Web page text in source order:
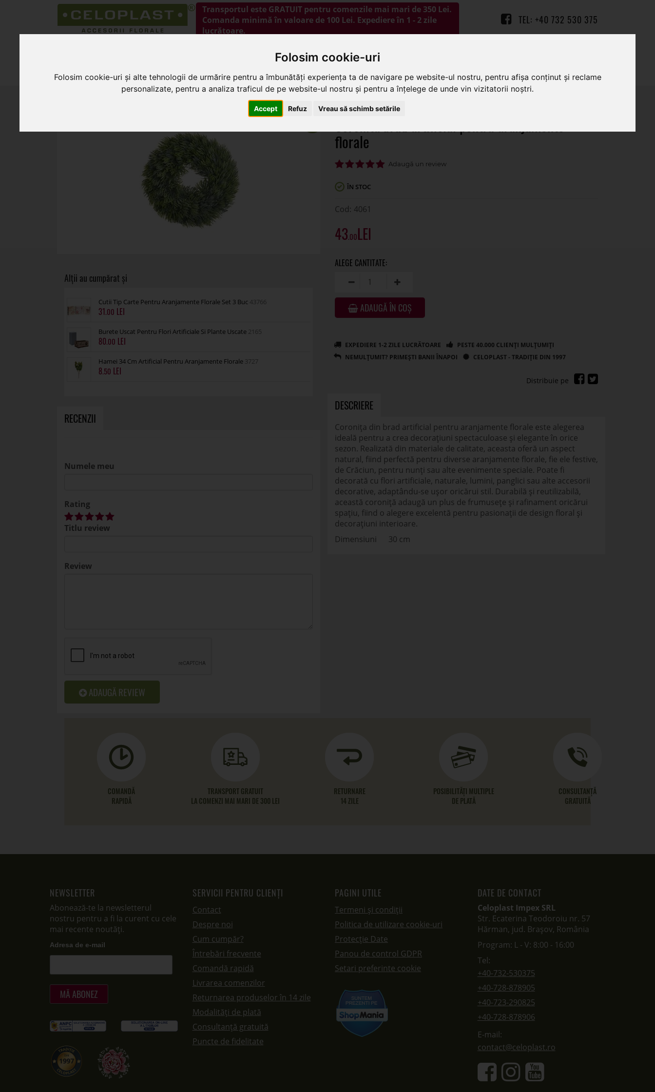
Folosim cookie-uri
Folosim cookie-uri și alte tehnologii de urmărire pentru a îmbunătăți experiența ta de navigare pe website-ul nostru, pentru afișa conținut și reclame
personalizate, pentru a analiza traficul de pe website-ul nostru și pentru a înțelege de unde vin vizitatorii noștri.
Accept Refuz Vreau să schimb setările
Transportul este GRATUIT pentru comenzile mai mari de 350 Lei.
Comanda minimă în valoare de 100 Lei. Expediere în 1 - 2 zile
lucrătoare.
TEL: +40 732 530 375
Flori artificiale Coronita brad artificial pentru aranjamente florale
Cutii Tip Carte Pentru Aranjamente Florale Set 3 Buc 43766
31.00
Burete Uscat Pentru Flori Artificiale Si Plante Uscate 2165
80.00
Hamei 34 Cm Artificial Pentru Aranjamente Florale 3727
8.50
RECENZII
Numele meu
Rating
Titlu review
Review
ADAUGĂ REVIEW
Coronita brad artificial pentru aranjamente
florale
ÎN STOC
4061
43.00
ADAUGĂ ÎN COȘ
DESCRIERE
Coronița din brad artificial pentru aranjamente florale este alegerea
ideală pentru a crea decorațiuni spectaculoase și elegante în orice
sezon. Realizată din materiale de calitate, aceasta oferă un aspect
natural, fiind perfectă pentru diverse aranjamente florale, fie ele festive,
de Crăciun, pentru nunți sau alte evenimente speciale. Poate fi
decorată cu flori artificiale, naturale, lumini, panglici sau alte accesorii
decorative, adaptându-se ușor oricărui stil. Durabilă și reutilizabilă,
această coroniță adaugă un plus de frumusețe și rafinament oricărui
spațiu, fiind o alegere excelentă pentru pasionații de design floral și
decorațiuni interioare.
Dimensiuni 30 cm
COMANDĂ
RAPIDĂ
TRANSPORT GRATUIT
LA COMENZI MAI MARI DE 300 LEI
RETURNARE
14 ZILE
POSIBILITĂȚI MULTIPLE
DE PLATĂ
CONSULTANȚĂ
GRATUITĂ
NEWSLETTER
Abonează-te la newsletterul
nostru pentru a fi la curent cu cele
mai recente noutăți.
Adresa de e-mail
SERVICII PENTRU CLIENȚI
Contact
Despre noi
Cum cumpăr?
Întrebări frecvente
Comandă rapidă
Livrarea comenzilor
Returnarea produselor în 14 zile
Modalități de plată
Consultanță gratuită
Puncte de fidelitate
PAGINI UTILE
Termeni și condiții
Politica de utilizare cookie-uri
Protecție Date
Panou de control GDPR
Setari preferinte cookie
DATE DE CONTACT
Celoplast Impex SRL
Str. Ecaterina Teodoroiu nr. 57
Hărman, jud. Brașov, România
Program: L - V: 8:00 - 16:00
Tel:
+40-732-530375
+40-728-878905
+40-723-290825
+40-728-878906
E-mail:
contact@celoplast.ro